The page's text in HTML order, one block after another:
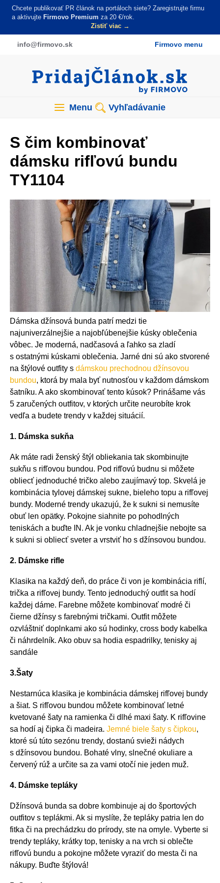
Skočiť
obsah
Chcete publikovať PR článok na portáloch siete? Zaregistrujte firmu
a aktivujte Firmovo Premium za 20 €/rok.
Zistiť viac →
info@firmovo.sk Firmovo menu
Menu Vyhľadávanie
S čim kombinovať
dámsku rifľovú bundu
TY1104
Dámska džínsová bunda patrí medzi tie
najuniverzálnejšie a najobľúbenejšie kúsky oblečenia
vôbec. Je moderná, nadčasová a ľahko sa zladí
s ostatnými kúskami oblečenia. Jarné dni sú ako stvorené
na štýlové outfity s dámskou prechodnou džínsovou
bundou, ktorá by mala byť nutnosťou v každom dámskom
šatníku. A ako skombinovať tento kúsok? Prinášame vás
5 zaručených outfitov, v ktorých určite neurobíte krok
vedľa a budete trendy v každej situácií.
1. Dámska sukňa
Ak máte radi ženský štýl obliekania tak skombinujte
sukňu s rifľovou bundou. Pod rifľovú budnu si môžete
obliecť jednoduché tričko alebo zaujímavý top. Skvelá je
kombinácia tylovej dámskej sukne, bieleho topu a rifľovej
bundy. Moderné trendy ukazujú, že k sukni si nemusíte
obuť len opätky. Pokojne siahnite po pohodlných
teniskách a buďte IN. Ak je vonku chladnejšie nebojte sa
k sukni si obliecť sveter a vrstviť ho s džínsovou bundou.
2. Dámske rifle
Klasika na každý deň, do práce či von je kombinácia riflí,
trička a rifľovej bundy. Tento jednoduchý outfit sa hodí
každej dáme. Farebne môžete kombinovať modré či
čierne džínsy s farebnými tričkami. Outfit môžete
ozvláštniť doplnkami ako sú hodinky, cross body kabelka
či náhrdelník. Ako obuv sa hodia espadrilky, tenisky aj
sandále
3.Šaty
Nestarnúca klasika je kombinácia dámskej rifľovej bundy
a šiat. S rifľovou bundou môžete kombinovať letné
kvetované šaty na ramienka či dlhé maxi šaty. K rifľovine
sa hodí aj čipka či madeira. Jemné biele šaty s čipkou,
ktoré sú túto sezónu trendy, dostanú svieži nádych
s džínsovou bundou. Bohaté vlny, slnečné okuliare a
červený rúž a určite sa za vami otočí nie jeden muž.
4. Dámske tepláky
Džínsová bunda sa dobre kombinuje aj do športových
outfitov s teplákmi. Ak si myslíte, že tepláky patria len do
fitka či na prechádzku do prírody, ste na omyle. Vyberte si
trendy tepláky, krátky top, tenisky a na vrch si oblečte
rifľovú bundu a pokojne môžete vyraziť do mesta či na
nákupy. Buďte štýlová!